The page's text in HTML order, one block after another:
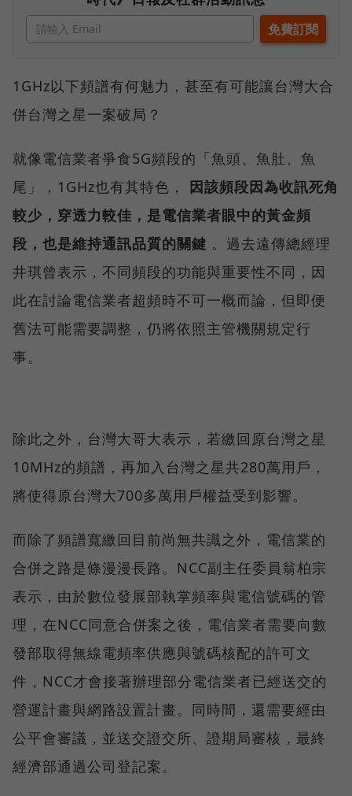
1GHz以下頻譜有何魅力，甚至有可能讓台灣大合
併台灣之星一案破局？
就像電信業者爭食5G頻段的「魚頭、魚肚、魚
尾」，1GHz也有其特色， 因該頻段因為收訊死角
較少，穿透力較佳，是電信業者眼中的黃金頻
段，也是維持通訊品質的關鍵 。過去遠傳總經理
井琪曾表示，不同頻段的功能與重要性不同，因
此在討論電信業者超頻時不可一概而論，但即便
舊法可能需要調整，仍將依照主管機關規定行
事。
除此之外，台灣大哥大表示，若繳回原台灣之星
10MHz的頻譜，再加入台灣之星共280萬用戶，
將使得原台灣大700多萬用戶權益受到影響。
而除了頻譜寬繳回目前尚無共識之外，電信業的
合併之路是條漫漫長路。NCC副主任委員翁柏宗
表示，由於數位發展部執掌頻率與電信號碼的管
理，在NCC同意合併案之後，電信業者需要向數
發部取得無線電頻率供應與號碼核配的許可文
件，NCC才會接著辦理部分電信業者已經送交的
營運計畫與網路設置計畫。同時間，還需要經由
公平會審議，並送交證交所、證期局審核，最終
經濟部通過公司登記案。